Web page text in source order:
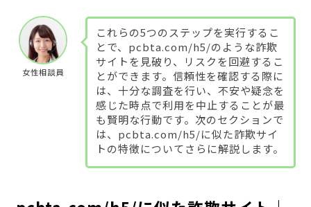
女性相談員
これらの5つのステップを実行するこ
とで、pcbta.com/h5/のような詐欺
サイトを見破り、リスクを回避するこ
とができます。信頼性を確認する際に
は、十分な調査を行い、不安や疑念を
感じた時点で利用を中止することが最
も賢明な行動です。次のセクションで
は、pcbta.com/h5/に似た詐欺サイ
トの特徴についてさらに解説します。